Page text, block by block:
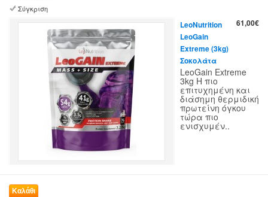
Σύγκριση
61,00€
LeoNutrition
LeoGain
Extreme (3kg)
Σοκολάτα
LeoGain Extreme
3kg Η πιο
επιτυχημένη και
διάσημη θερμιδική
πρωτείνη όγκου
τώρα πιο
ενισχυμέν..